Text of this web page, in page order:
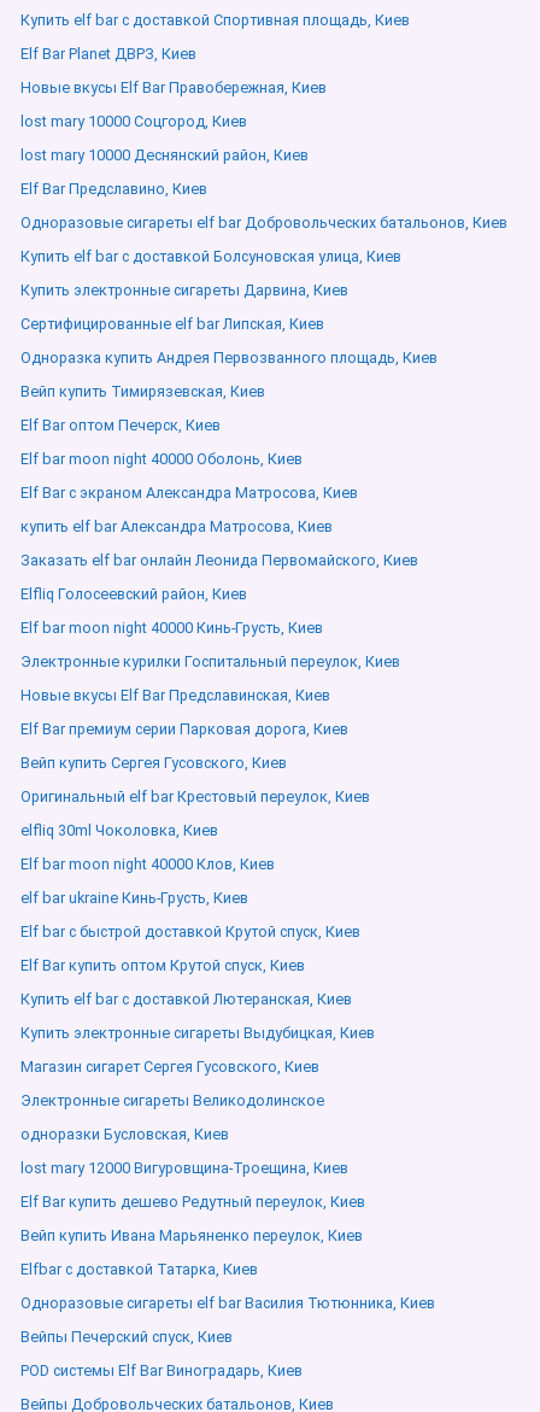
Купить elf bar с доставкой Спортивная площадь, Киев
Elf Bar Planet ДВРЗ, Киев
Новые вкусы Elf Bar Правобережная, Киев
lost mary 10000 Соцгород, Киев
lost mary 10000 Деснянский район, Киев
Elf Bar Предславино, Киев
Одноразовые сигареты elf bar Добровольческих батальонов, Киев
Купить elf bar с доставкой Болсуновская улица, Киев
Купить электронные сигареты Дарвина, Киев
Сертифицированные elf bar Липская, Киев
Одноразка купить Андрея Первозванного площадь, Киев
Вейп купить Тимирязевская, Киев
Elf Bar оптом Печерск, Киев
Elf bar moon night 40000 Оболонь, Киев
Elf Bar с экраном Александра Матросова, Киев
купить elf bar Александра Матросова, Киев
Заказать elf bar онлайн Леонида Первомайского, Киев
Elfliq Голосеевский район, Киев
Elf bar moon night 40000 Кинь-Грусть, Киев
Электронные курилки Госпитальный переулок, Киев
Новые вкусы Elf Bar Предславинская, Киев
Elf Bar премиум серии Парковая дорога, Киев
Вейп купить Сергея Гусовского, Киев
Оригинальный elf bar Крестовый переулок, Киев
elfliq 30ml Чоколовка, Киев
Elf bar moon night 40000 Клов, Киев
elf bar ukraine Кинь-Грусть, Киев
Elf bar с быстрой доставкой Крутой спуск, Киев
Elf Bar купить оптом Крутой спуск, Киев
Купить elf bar с доставкой Лютеранская, Киев
Купить электронные сигареты Выдубицкая, Киев
Магазин сигарет Сергея Гусовского, Киев
Электронные сигареты Великодолинское
одноразки Бусловская, Киев
lost mary 12000 Вигуровщина-Троещина, Киев
Elf Bar купить дешево Редутный переулок, Киев
Вейп купить Ивана Марьяненко переулок, Киев
Elfbar с доставкой Татарка, Киев
Одноразовые сигареты elf bar Василия Тютюнника, Киев
Вейпы Печерский спуск, Киев
POD системы Elf Bar Виноградарь, Киев
Вейпы Добровольческих батальонов, Киев